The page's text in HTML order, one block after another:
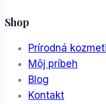
Shop
Prírodná
Môj príbeh
Blog
Kontakt